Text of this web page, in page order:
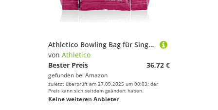
Athletico Bowling Bag für Single Ball - Single Ball Einkaufstasche mit gepolstertem Ballhalter - Für ein Paar Bowlingschuhe bis Herrengröße 14 (Rosa)
von Athletico
Bester Preis
36,72 €
gefunden bei Amazon
zuletzt überprüft am 27.09.2025 um 00:03; der
Preis kann sich seitdem geändert haben.
Keine weiteren Anbieter